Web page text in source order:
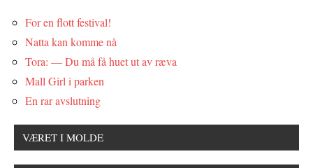
For en flott festival!
Natta kan komme nå
Tora: — Du må få huet ut av ræva
Mall Girl i parken
En rar avslutning
VÆRET I MOLDE